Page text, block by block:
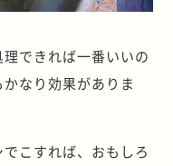
できれば一番いいの
なり効果がありま
こすれば、おもしろ